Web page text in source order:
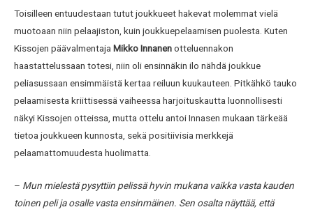
Toisilleen entuudestaan tutut joukkueet hakevat molemmat vielä
muotoaan niin pelaajiston, kuin joukkuepelaamisen puolesta. Kuten
Kissojen päävalmentajaMikko Innanenotteluennakon
haastattelussaan totesi, niin oli ensinnäkin ilo nähdä joukkue
peliasussaan ensimmäistä kertaa reiluun kuukauteen. Pitkähkö tauko
pelaamisesta kriittisessä vaiheessa harjoituskautta luonnollisesti
näkyi Kissojen otteissa, mutta ottelu antoi Innasen mukaan tärkeää
tietoa joukkueen kunnosta, sekä positiivisia merkkejä
pelaamattomuudesta huolimatta.
– Mun mielestä pysyttiin pelissä hyvin mukana vaikka vasta kauden
toinen peli ja osalle vasta ensinmäinen. Sen osalta näyttää, että